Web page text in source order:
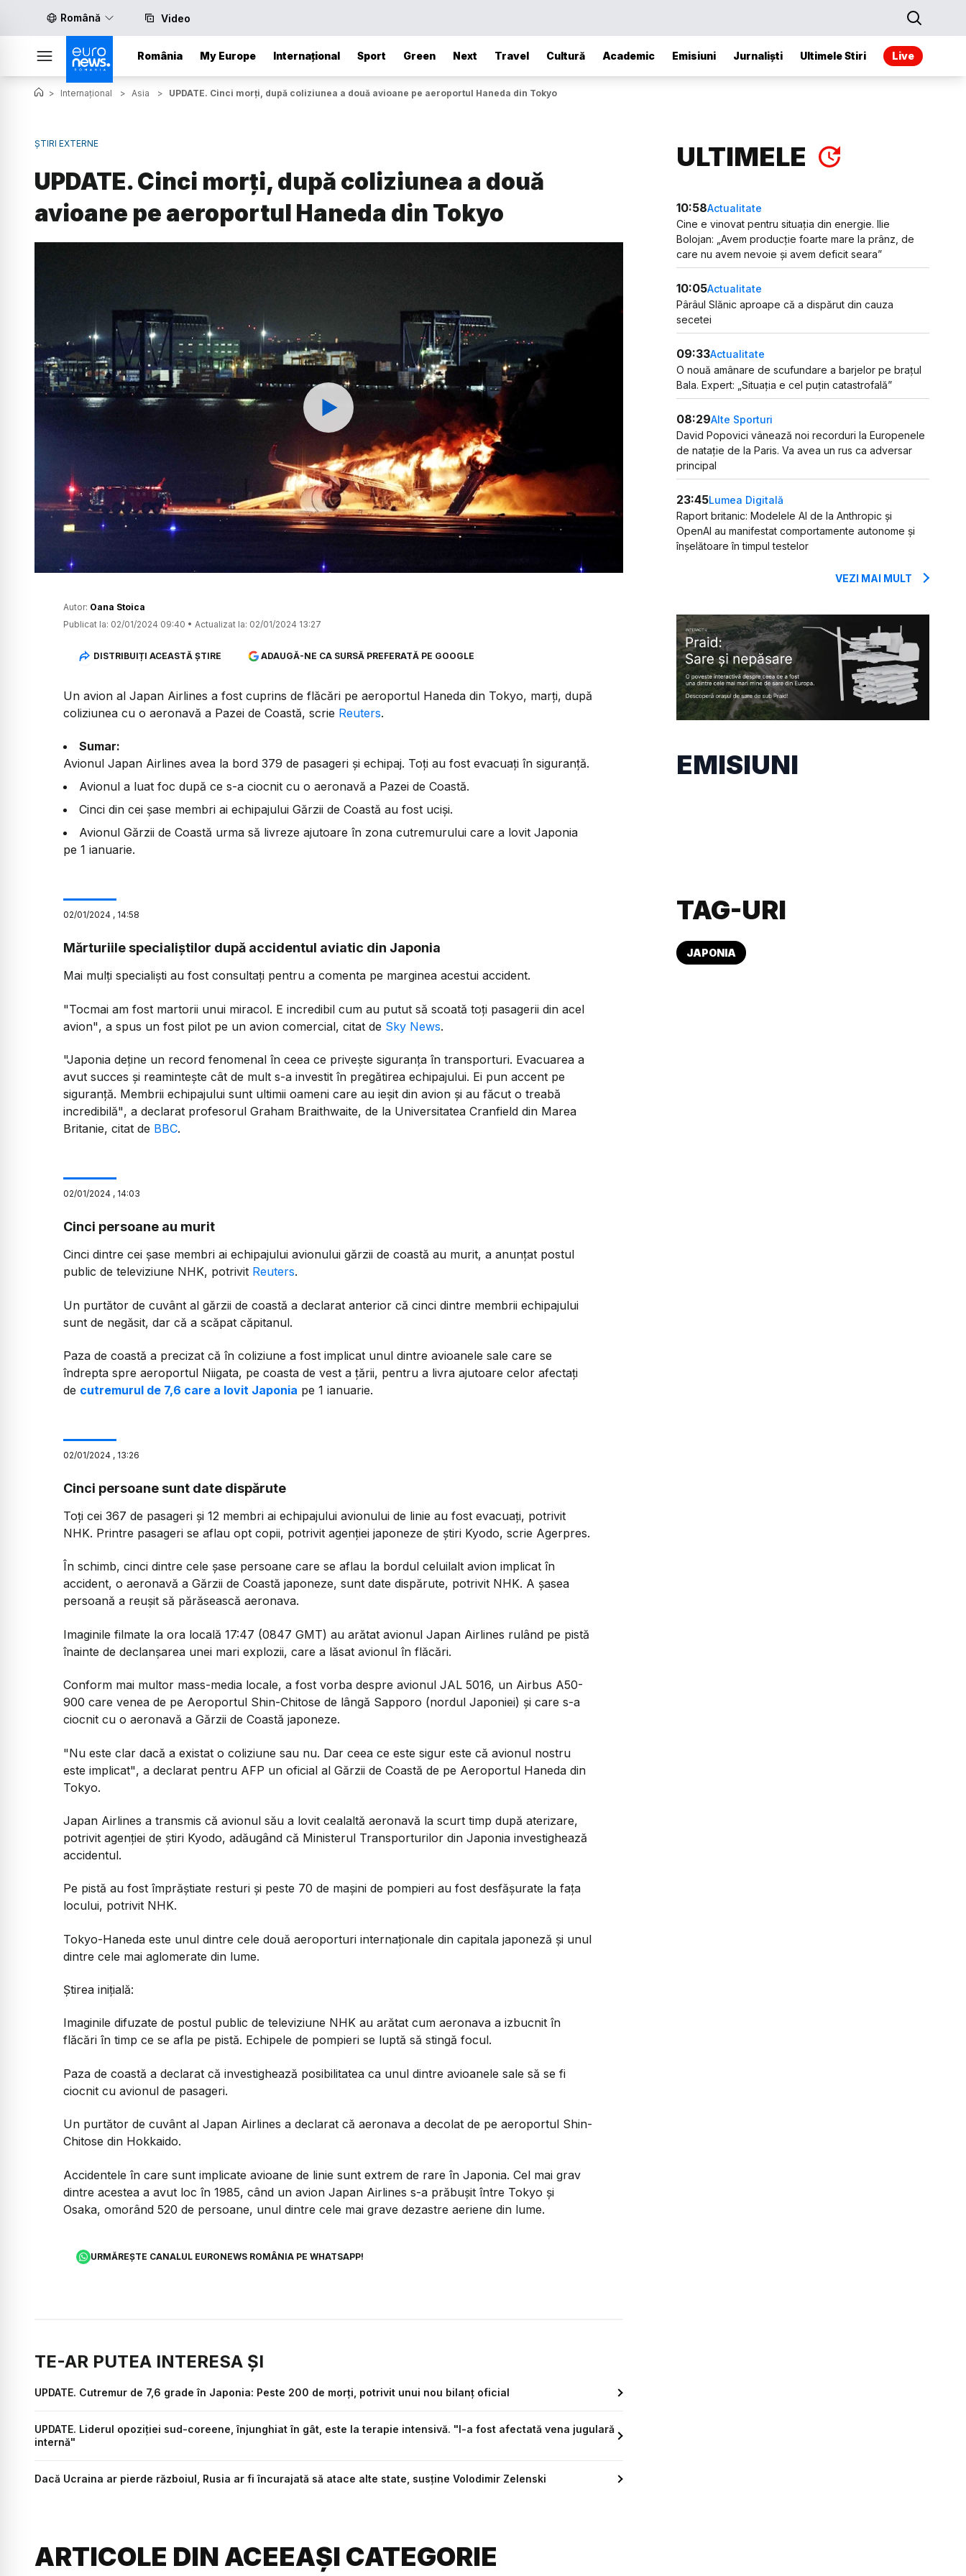
Română Video
România My Europe Internațional Sport Green Next Travel Cultură Academic Emisiuni Jurnaliști Ultimele Stiri Live
> Internațional > Asia > UPDATE. Cinci morți, după coliziunea a două avioane pe aeroportul Haneda din Tokyo
ȘTIRI EXTERNE
UPDATE. Cinci morți, după coliziunea a două
avioane pe aeroportul Haneda din Tokyo
Watch
Autor: Oana Stoica
Publicat la: 02/01/2024 09:40 • Actualizat la: 02/01/2024 13:27
DISTRIBUIȚI ACEASTĂ ȘTIRE ADAUGĂ-NE CA SURSĂ PREFERATĂ PE GOOGLE
Un avion al Japan Airlines a fost cuprins de flăcări pe aeroportul Haneda din Tokyo, marți, după
coliziunea cu o aeronavă a Pazei de Coastă, scrie Reuters.
Sumar:
Avionul Japan Airlines avea la bord 379 de pasageri și echipaj. Toți au fost evacuați în siguranță.
Avionul a luat foc după ce s-a ciocnit cu o aeronavă a Pazei de Coastă.
Cinci din cei șase membri ai echipajului Gărzii de Coastă au fost uciși.
Avionul Gărzii de Coastă urma să livreze ajutoare în zona cutremurului care a lovit Japonia
pe 1 ianuarie.
02/01/2024 , 14:58
Mărturiile specialiștilor după accidentul aviatic din Japonia
Mai mulți specialiști au fost consultați pentru a comenta pe marginea acestui accident.
"Tocmai am fost martorii unui miracol. E incredibil cum au putut să scoată toți pasagerii din acel
avion", a spus un fost pilot pe un avion comercial, citat de Sky News.
"Japonia deține un record fenomenal în ceea ce privește siguranța în transporturi. Evacuarea a
avut succes și reamintește cât de mult s-a investit în pregătirea echipajului. Ei pun accent pe
siguranță. Membrii echipajului sunt ultimii oameni care au ieșit din avion și au făcut o treabă
incredibilă", a declarat profesorul Graham Braithwaite, de la Universitatea Cranfield din Marea
Britanie, citat de BBC.
02/01/2024 , 14:03
Cinci persoane au murit
Cinci dintre cei șase membri ai echipajului avionului gărzii de coastă au murit, a anunțat postul
public de televiziune NHK, potrivit Reuters.
Un purtător de cuvânt al gărzii de coastă a declarat anterior că cinci dintre membrii echipajului
sunt de negăsit, dar că a scăpat căpitanul.
Paza de coastă a precizat că în coliziune a fost implicat unul dintre avioanele sale care se
îndrepta spre aeroportul Niigata, pe coasta de vest a țării, pentru a livra ajutoare celor afectați
de cutremurul de 7,6 care a lovit Japonia pe 1 ianuarie.
02/01/2024 , 13:26
Cinci persoane sunt date dispărute
Toţi cei 367 de pasageri şi 12 membri ai echipajului avionului de linie au fost evacuaţi, potrivit
NHK. Printre pasageri se aflau opt copii, potrivit agenţiei japoneze de ştiri Kyodo, scrie Agerpres.
În schimb, cinci dintre cele şase persoane care se aflau la bordul celuilalt avion implicat în
accident, o aeronavă a Gărzii de Coastă japoneze, sunt date dispărute, potrivit NHK. A şasea
persoană a reuşit să părăsească aeronava.
Imaginile filmate la ora locală 17:47 (0847 GMT) au arătat avionul Japan Airlines rulând pe pistă
înainte de declanşarea unei mari explozii, care a lăsat avionul în flăcări.
Conform mai multor mass-media locale, a fost vorba despre avionul JAL 5016, un Airbus A50-
900 care venea de pe Aeroportul Shin-Chitose de lângă Sapporo (nordul Japoniei) şi care s-a
ciocnit cu o aeronavă a Gărzii de Coastă japoneze.
"Nu este clar dacă a existat o coliziune sau nu. Dar ceea ce este sigur este că avionul nostru
este implicat", a declarat pentru AFP un oficial al Gărzii de Coastă de pe Aeroportul Haneda din
Tokyo.
Japan Airlines a transmis că avionul său a lovit cealaltă aeronavă la scurt timp după aterizare,
potrivit agenţiei de ştiri Kyodo, adăugând că Ministerul Transporturilor din Japonia investighează
accidentul.
Pe pistă au fost împrăştiate resturi şi peste 70 de maşini de pompieri au fost desfăşurate la faţa
locului, potrivit NHK.
Tokyo-Haneda este unul dintre cele două aeroporturi internaţionale din capitala japoneză şi unul
dintre cele mai aglomerate din lume.
Știrea inițială:
Imaginile difuzate de postul public de televiziune NHK au arătat cum aeronava a izbucnit în
flăcări în timp ce se afla pe pistă. Echipele de pompieri se luptă să stingă focul.
Paza de coastă a declarat că investighează posibilitatea ca unul dintre avioanele sale să se fi
ciocnit cu avionul de pasageri.
Un purtător de cuvânt al Japan Airlines a declarat că aeronava a decolat de pe aeroportul Shin-
Chitose din Hokkaido.
Accidentele în care sunt implicate avioane de linie sunt extrem de rare în Japonia. Cel mai grav
dintre acestea a avut loc în 1985, când un avion Japan Airlines s-a prăbuşit între Tokyo şi
Osaka, omorând 520 de persoane, unul dintre cele mai grave dezastre aeriene din lume.
URMĂREȘTE CANALUL EURONEWS ROMÂNIA PE WHATSAPP!
TE-AR PUTEA INTERESA ȘI
UPDATE. Cutremur de 7,6 grade în Japonia: Peste 200 de morți, potrivit unui nou bilanț oficial
UPDATE. Liderul opoziţiei sud-coreene, înjunghiat în gât, este la terapie intensivă. "I-a fost afectată vena jugulară
internă"
Dacă Ucraina ar pierde războiul, Rusia ar fi încurajată să atace alte state, susține Volodimir Zelenski
ARTICOLE DIN ACEEAȘI CATEGORIE
ULTIMELE
10:58Actualitate
Cine e vinovat pentru situația din energie. Ilie
Bolojan: „Avem producție foarte mare la prânz, de
care nu avem nevoie și avem deficit seara”
10:05Actualitate
Pârâul Slănic aproape că a dispărut din cauza
secetei
09:33Actualitate
O nouă amânare de scufundare a barjelor pe brațul
Bala. Expert: „Situația e cel puțin catastrofală”
08:29Alte Sporturi
David Popovici vânează noi recorduri la Europenele
de natație de la Paris. Va avea un rus ca adversar
principal
23:45Lumea Digitală
Raport britanic: Modelele AI de la Anthropic și
OpenAI au manifestat comportamente autonome și
înșelătoare în timpul testelor
VEZI MAI MULT
EMISIUNI
TAG-URI
JAPONIA